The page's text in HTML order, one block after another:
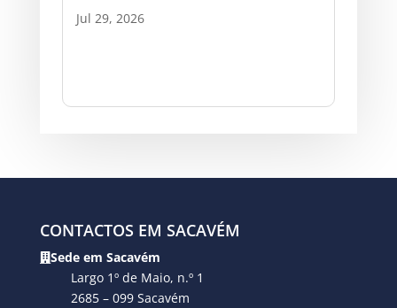
Jul 29, 2026
CONTACTOS EM SACAVÉM
Sede em Sacavém
Largo 1º de Maio, n.º 1
2685 – 099 Sacavém